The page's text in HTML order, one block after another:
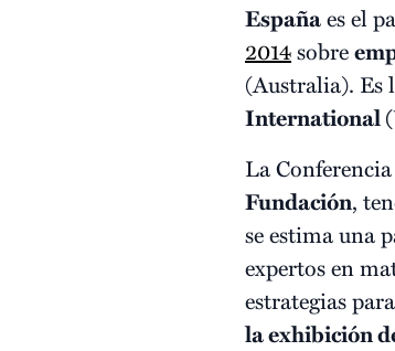
Españaes el
2014sobre
(Australia). Es
International
La
Fundación,
se estima una
expertos en
estrategias para
la exhibición